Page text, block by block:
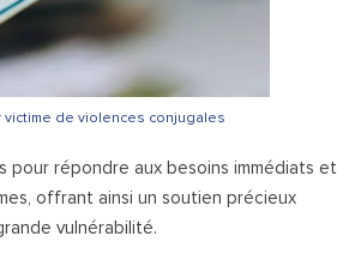
de violences conjugales
pour répondre aux besoins immédiats et
offrant ainsi un soutien précieux
vulnérabilité.